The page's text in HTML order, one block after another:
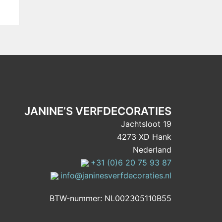
JANINE’S VERFDECORATIES
Jachtsloot 19
4273 XD Hank
Nederland
+31 (0)6 20 75 93 87
info@janinesverfdecoraties.nl
BTW-nummer: NL002305110B55